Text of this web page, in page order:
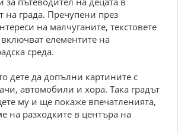
на града. Пречупени през
на малчуганите, текстовете
елементите на
среда.
дете да допълни картините с
автомобили и хора. Така градът
му и ще покаже впечатленията,
на разходките в центъра на